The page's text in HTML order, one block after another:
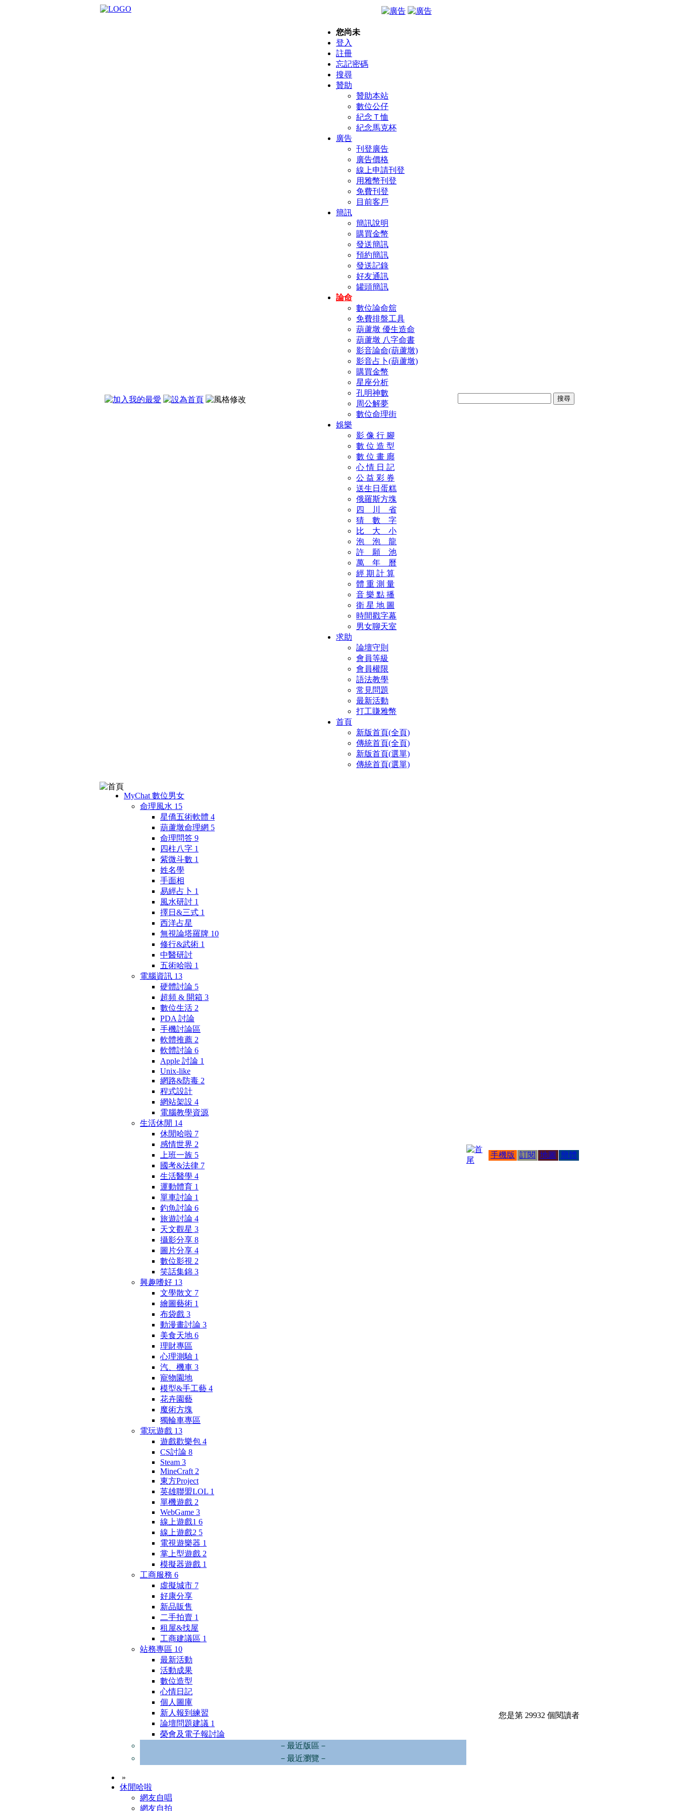
您尚未
登入
註冊
忘記密碼
搜尋
贊助
贊助本站
數位公仔
紀念Ｔ恤
紀念馬克杯
廣告
刊登廣告
廣告價格
線上申請刊登
用雅幣刊登
免費刊登
目前客戶
簡訊
簡訊說明
購買金幣
發送簡訊
預約簡訊
發送記錄
好友通訊
罐頭簡訊
論命
數位論命舘
免費排盤工具
葫蘆墩 優生造命
葫蘆墩 八字命書
影音論命(葫蘆墩)
影音占卜(葫蘆墩)
購買金幣
星座分析
孔明神數
周公解夢
數位命理街
娛樂
影 像 行 腳
數 位 造 型
數 位 畫 廊
心 情 日 記
公 益 彩 券
送生日蛋糕
俄羅斯方塊
四 川 省
猜 數 字
比 大 小
泡 泡 龍
許 願 池
萬 年 曆
經 期 計 算
體 重 測 量
音 樂 點 播
衛 星 地 圖
時間戳字幕
男女聊天室
求助
論壇守則
會員等級
會員權限
語法教學
常見問題
最新活動
打工賺雅幣
首頁
新版首頁(全頁)
傳統首頁(全頁)
新版首頁(選單)
傳統首頁(選單)
MyChat 數位男女
命理風水 15
星僑五術軟體 4
葫蘆墩命理網 5
命理問答 9
四柱八字 1
紫微斗數 1
姓名學
手面相
易經占卜 1
風水研討 1
擇日&三式 1
西洋占星
無視論塔羅牌 10
修行&武術 1
中醫研討
五術哈啦 1
電腦資訊 13
硬體討論 5
超頻 & 開箱 3
數位生活 2
PDA 討論
手機討論區
軟體推薦 2
軟體討論 6
Apple 討論 1
Unix-like
網路&防毒 2
程式設計
網站架設 4
電腦教學資源
生活休閒 14
休閒哈啦 7
感情世界 2
上班一族 5
國考&法律 7
生活醫學 4
運動體育 1
單車討論 1
釣魚討論 6
旅遊討論 4
天文觀星 3
攝影分享 8
圖片分享 4
數位影視 2
笑話集錦 3
興趣嗜好 13
文學散文 7
繪圖藝術 1
布袋戲 3
動漫畫討論 3
美食天地 6
理財專區
心理測驗 1
汽、機車 3
寵物園地
模型&手工藝 4
花卉園藝
魔術方塊
獨輪車專區
電玩遊戲 13
遊戲歡樂包 4
CS討論 8
Steam 3
MineCraft 2
東方Project
英雄聯盟LOL 1
單機遊戲 2
WebGame 3
線上遊戲1 6
線上遊戲2 5
電視遊樂器 1
掌上型遊戲 2
模擬器遊戲 1
工商服務 6
虛擬城市 7
好康分享
新品販售
二手拍賣 1
租屋&找屋
工商建議區 1
站務專區 10
最新活動
活動成果
數位造型
心情日記
個人圖庫
新人報到練習
論壇問題建議 1
榮會及電子報討論
－最近版區－
－最近瀏覽－
»
休閒哈啦
網友自唱
網友自拍
手機版 訂閱 地圖 簡體
您是第 29932 個閱讀者